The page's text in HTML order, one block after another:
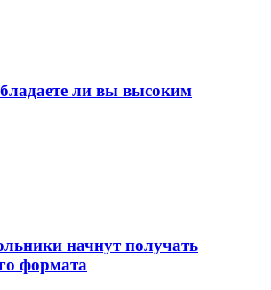
ли вы высоким
начнут получать
формата